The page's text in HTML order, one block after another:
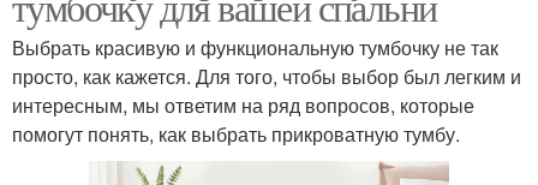
Выбрать красивую и функциональную тумбочку не так
просто, как кажется. Для того, чтобы выбор был легким и
интересным, мы ответим на ряд вопросов, которые
помогут понять, как выбрать прикроватную тумбу.